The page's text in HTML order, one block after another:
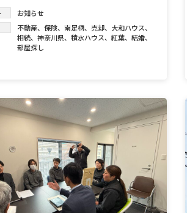
お知らせ
不動産、 保険、 南足柄、 売却、 大和ハウス、
相続、 神奈川県、 積水ハウス、 紅葉、 結婚、
部屋探し